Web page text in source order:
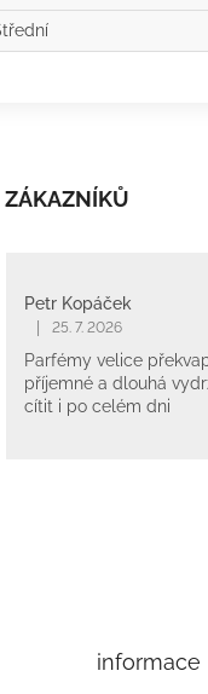
ZÁKAZNÍKŮ
Petr Kopáček
25. 7. 2026
Parfémy velice
příjemné a dlouhá
cítit i po celém dni
informace